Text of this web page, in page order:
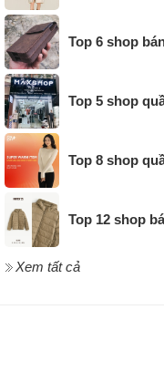
Top 6 shop
Top 5 shop
Top 8 shop
Top 12 shop
Xem tất cả